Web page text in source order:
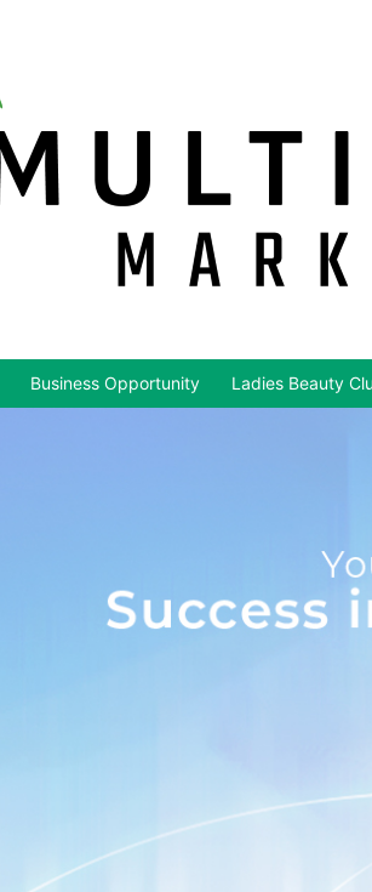
Business Opportunity Ladies Beauty